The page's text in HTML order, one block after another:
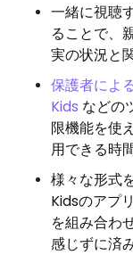
一緒に視聴
ることで、
実の状況と
保護者によ
Kids などの
限機能を使
用できる時
様々な形式
Kidsのアプ
を組み合わ
感じずに済